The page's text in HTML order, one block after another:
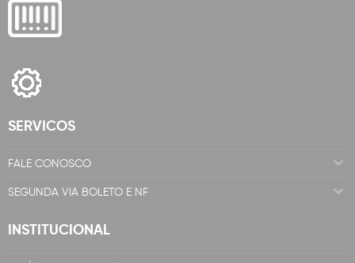
SERVICOS
FALE CONOSCO
SEGUNDA VIA BOLETO E NF
INSTITUCIONAL